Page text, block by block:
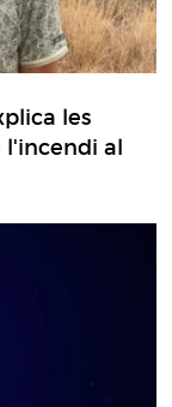
les
l'incendi al